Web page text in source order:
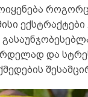
ექსტრაქტები
და